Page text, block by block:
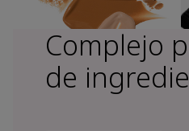
Complejo
de